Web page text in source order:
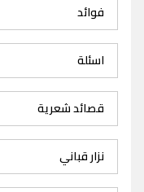
فوائد
اسئلة
قصائد شعرية
نزار قباني